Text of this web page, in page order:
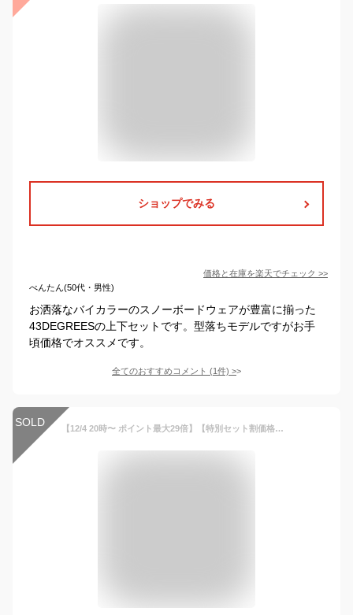
ショップでみる
価格と在庫を楽天でチェック >>
べんたん(50代・男性)
お洒落なバイカラーのスノーボードウェアが豊富に揃った
43DEGREESの上下セットです。型落ちモデルですがお手
頃価格でオススメです。
全てのおすすめコメント (1件) >
SOLD 【12/4 20時〜 ポイント最大29倍】【特別セット割価格】スノーボードウェア レディース 上下 スキーウェア 上下セット 43DEGREES アノラック ジャケット ストレッチ ビブパンツ セット スノボウェア スノーボード ウェア スノボ スノボー 旧モデル 型落ち セール